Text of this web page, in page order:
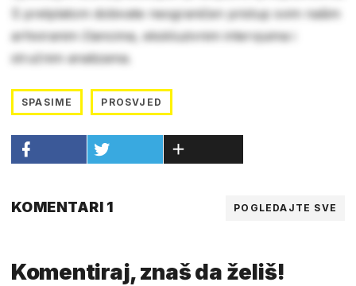
S pretplatom dobivate neograničen pristup svim našim
arhiviranim člancima, ekskluzivnim intervjuima i
stručnim analizama.
SPASIME PROSVJED
KOMENTARI 1 POGLEDAJTE SVE
Komentiraj, znaš da želiš!